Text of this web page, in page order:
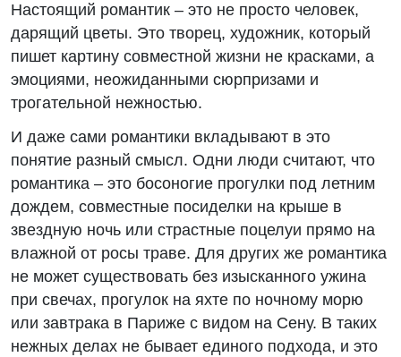
Настоящий романтик – это не просто человек,
дарящий цветы. Это творец, художник, который
пишет картину совместной жизни не красками, а
эмоциями, неожиданными сюрпризами и
трогательной нежностью.
И даже сами романтики вкладывают в это
понятие разный смысл. Одни люди считают, что
романтика – это босоногие прогулки под летним
дождем, совместные посиделки на крыше в
звездную ночь или страстные поцелуи прямо на
влажной от росы траве. Для других же романтика
не может существовать без изысканного ужина
при свечах, прогулок на яхте по ночному морю
или завтрака в Париже с видом на Сену. В таких
нежных делах не бывает единого подхода, и это